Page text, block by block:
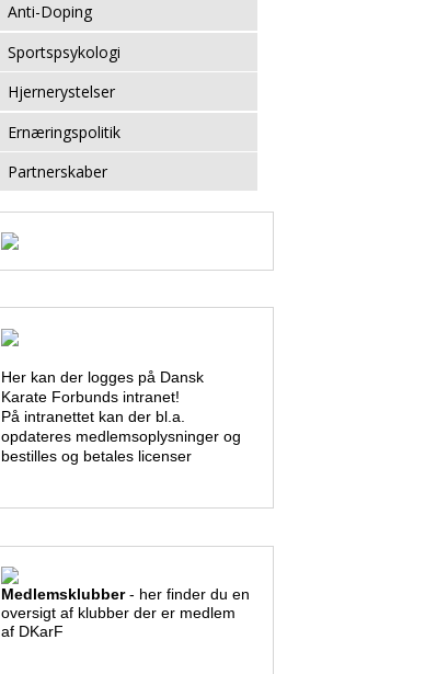
Anti-Doping
Sportspsykologi
Hjernerystelser
Ernæringspolitik
Partnerskaber
Her kan der logges på Dansk
Karate Forbunds intranet!
På intranettet kan der bl.a.
opdateres medlemsoplysninger og
bestilles og betales licenser
Medlemsklubber- her finder du en
oversigt af klubber der er medlem
af DKarF